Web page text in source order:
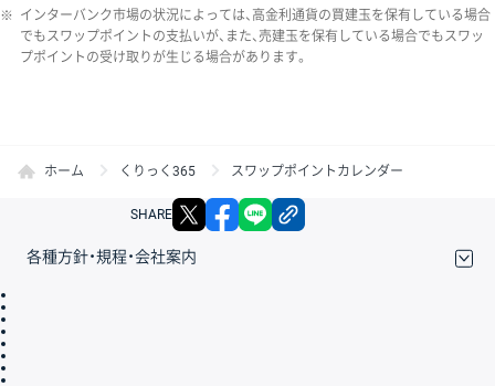
※ インターバンク市場の状況によっては、高金利通貨の買建玉を保有している場合
でもスワップポイントの支払いが、また、売建玉を保有している場合でもスワッ
プポイントの受け取りが生じる場合があります。
ホーム くりっく365 スワップポイントカレンダー
SHARE X facebook
各種方針・規程・会社案内